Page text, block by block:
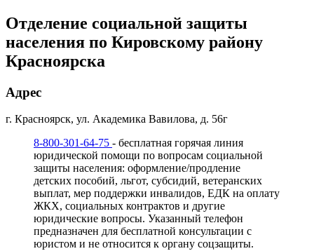
Отделение социальной защиты
населения по Кировскому району
Красноярска
Адрес
г. Красноярск, ул. Академика Вавилова, д. 56г
8-800-301-64-75 - бесплатная горячая линия
юридической помощи по вопросам социальной
защиты населения: оформление/продление
детских пособий, льгот, субсидий, ветеранских
выплат, мер поддержки инвалидов, ЕДК на оплату
ЖКХ, социальных контрактов и другие
юридические вопросы. Указанный телефон
предназначен для бесплатной консультации с
юристом и не относится к органу соцзащиты.